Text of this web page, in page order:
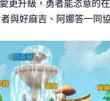
更升級，勇者能恣意的
與好麻吉、阿娜答一同